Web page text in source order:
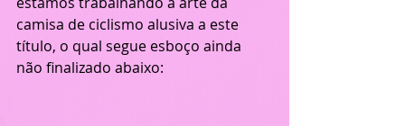
camisa de ciclismo alusiva a este
título, o qual segue esboço ainda
não finalizado abaixo: